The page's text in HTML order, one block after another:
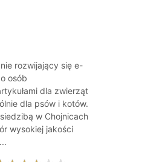
rozwijający się e-
osób
dla zwierząt
dla psów i kotów.
w Chojnicach
wysokiej jakości